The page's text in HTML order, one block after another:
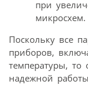
при
микросхем.
Поскольку все
приборов,
температуры, то
надежной